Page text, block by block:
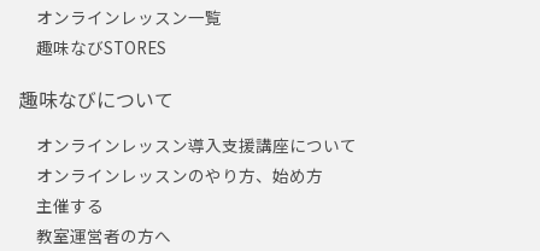
オンラインレッスン一覧
趣味なびSTORES
趣味なびについて
オンラインレッスン導入支援講座について
オンラインレッスンのやり方、始め方
主催する
教室運営者の方へ